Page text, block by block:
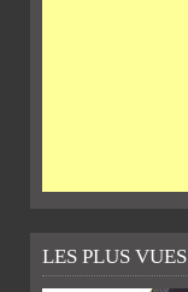
LES PLUS VUES